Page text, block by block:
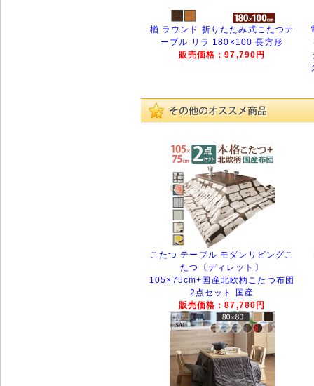
楢 ラウンド 折りたたみ式こたつテ
ーブル リラ 180×100 長方形
販売価格：97,790円
こたつ テーブル モダンリビングこ
たつ〔ディレット〕
105×75cm+国産北欧柄こたつ布団
2点セット 国産
販売価格：87,780円